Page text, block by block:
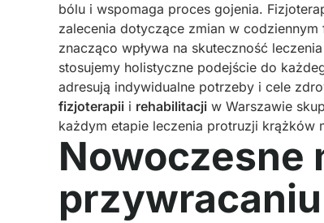
bólu i wspomaga proces gojenia.
zalecenia dotyczące zmian w
znacząco wpływa na skuteczność
stosujemy holistyczne podejście do
adresują indywidualne potrzeby i cele
fizjoterapii i rehabilitacji w Warszawie
każdym etapie leczenia protruzji krążków
Nowoczesne